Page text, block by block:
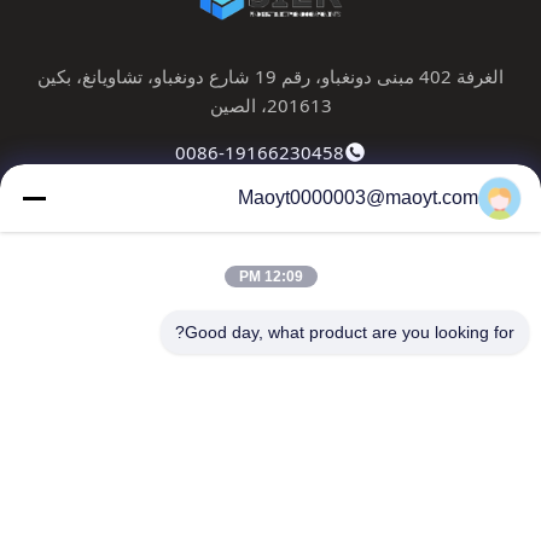
الغرفة 402 مبنى دونغباو، رقم 19 شارع دونغباو، تشاويانغ، بكين
201613، الصين
0086-19166230458
kf@maoyt.com
حولناالمنتجاتاتصل بنا
النشرة الإخبارية لدينا
Maoyt0000003@maoyt.com
12:09 PM
Good day, what product are you looking for?